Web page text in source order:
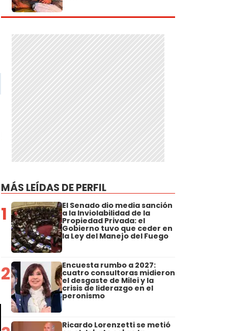
MÁS LEÍDAS DE PERFIL
1 El Senado dio media sanción
a la Inviolabilidad de la
Propiedad Privada: el
Gobierno tuvo que ceder en
la Ley del Manejo del Fuego
2 Encuesta rumbo a 2027:
cuatro consultoras midieron
el desgaste de Milei y la
crisis de liderazgo en el
peronismo
Ricardo Lorenzetti se metió